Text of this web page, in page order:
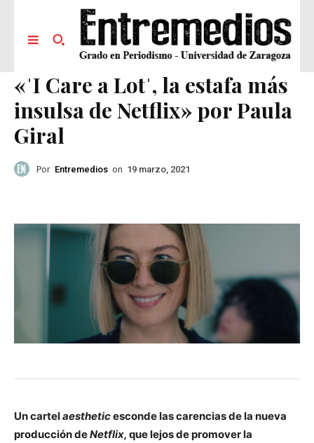
«ˈI Care a Lotˈ, la estafa más
insulsa de Netflix» por Paula
Giral
Por Entremedios on 19 marzo, 2021
Un cartelaestheticesconde las carencias de la nueva
producción deNetflix, que lejos de promover la